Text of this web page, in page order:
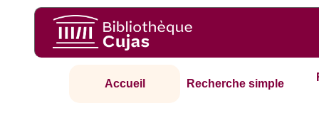
Accueil Recherche simple